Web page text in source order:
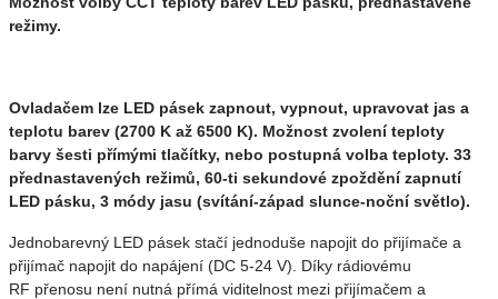
režimy.
Ovladačem lze LED pásek zapnout, vypnout, upravovat jas a
teplotu barev (2700 K až 6500 K). Možnost zvolení teploty
barvy šesti přímými tlačítky, nebo postupná volba teploty. 33
přednastavených režimů, 60-ti sekundové zpoždění zapnutí
LED pásku, 3 módy jasu (svítání-západ slunce-noční světlo).
Jednobarevný LED pásek stačí jednoduše napojit do přijímače a
přijímač napojit do napájení (DC 5-24 V). Díky rádiovému
RF přenosu není nutná přímá viditelnost mezi přijímačem a